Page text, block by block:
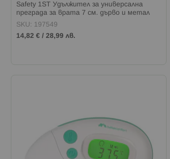
Safety 1ST Удължител за универсална
преграда за врата 7 см. дърво и метал
SKU: 197549
14,82 € / 28,99 лв.